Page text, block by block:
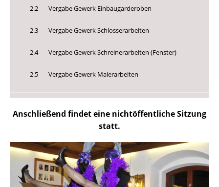
2.2 Vergabe Gewerk Einbaugarderoben
2.3 Vergabe Gewerk Schlosserarbeiten
2.4 Vergabe Gewerk Schreinerarbeiten (Fenster)
2.5 Vergabe Gewerk Malerarbeiten
Anschließend findet eine nichtöffentliche Sitzung
statt.